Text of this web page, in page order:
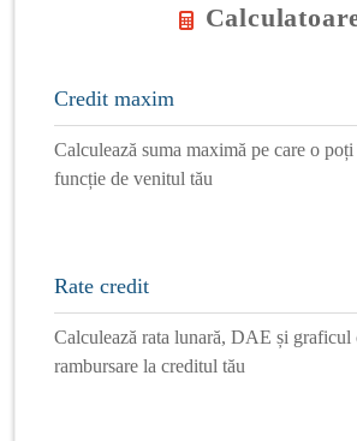
Credit maxim
Calculează suma maximă pe care o
funcție de venitul tău
Rate credit
Calculează rata lunară, DAE și graficul
rambursare la creditul tău